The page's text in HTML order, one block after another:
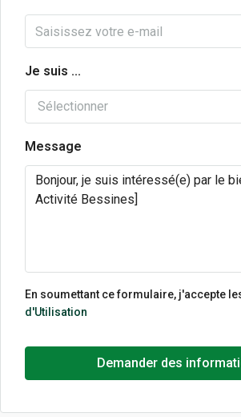
Je suis ...
Sélectionner
Message
En soumettant ce formulaire, j'accepte
d'Utilisation
Demander des